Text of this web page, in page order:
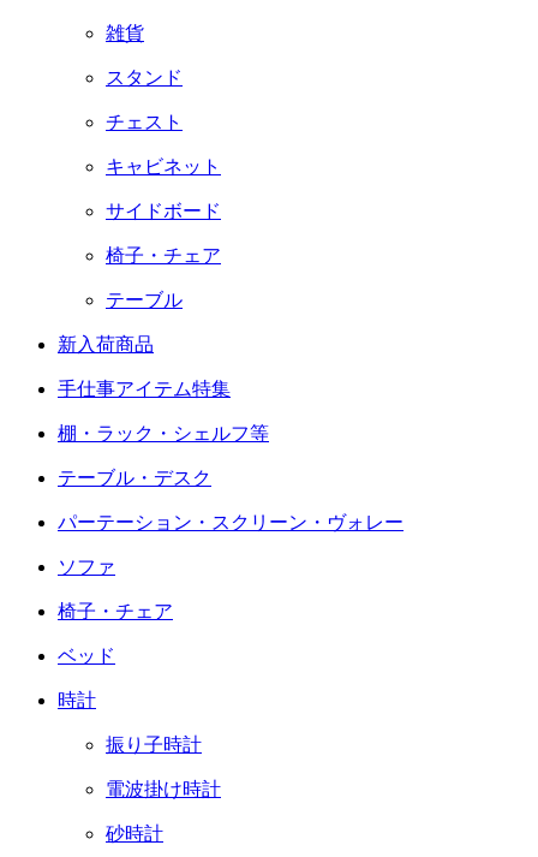
雑貨
スタンド
チェスト
キャビネット
サイドボード
椅子・チェア
テーブル
新入荷商品
手仕事アイテム特集
棚・ラック・シェルフ等
テーブル・デスク
パーテーション・スクリーン・ヴォレー
ソファ
椅子・チェア
ベッド
時計
振り子時計
電波掛け時計
砂時計